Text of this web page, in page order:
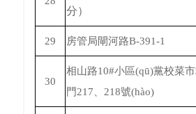
分）
29 房管局閘河路B-391-1
30
相山路10#小區(qū)黨校菜
門217、218號(hào)